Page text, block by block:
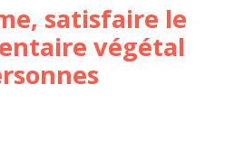
satisfaire le
végétal